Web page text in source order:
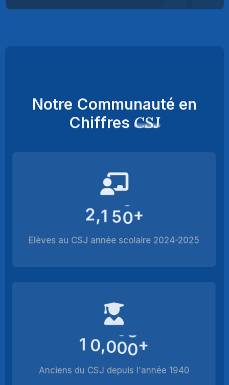
Notre Communauté en
Chiffres CSJ
2,1 50+
Elèves au CSJ année scolaire 2024-2025
1 0,000+
Anciens du CSJ depuis l'année 1940